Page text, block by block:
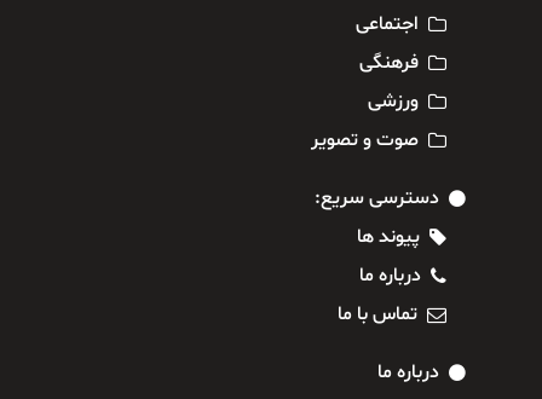
اجتماعی
فرهنگی
ورزشی
صوت و تصویر
دسترسی سریع:
پیوند ها
درباره ما
تماس با ما
درباره ما